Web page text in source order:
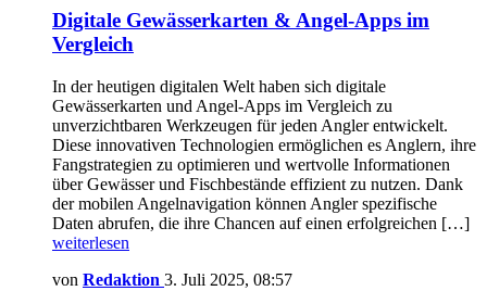
Digitale Gewässerkarten & Angel-Apps im
Vergleich
In der heutigen digitalen Welt haben sich digitale
Gewässerkarten und Angel-Apps im Vergleich zu
unverzichtbaren Werkzeugen für jeden Angler entwickelt.
Diese innovativen Technologien ermöglichen es Anglern, ihre
Fangstrategien zu optimieren und wertvolle Informationen
über Gewässer und Fischbestände effizient zu nutzen. Dank
der mobilen Angelnavigation können Angler spezifische
Daten abrufen, die ihre Chancen auf einen erfolgreichen […]
weiterlesen
von Redaktion 3. Juli 2025, 08:57